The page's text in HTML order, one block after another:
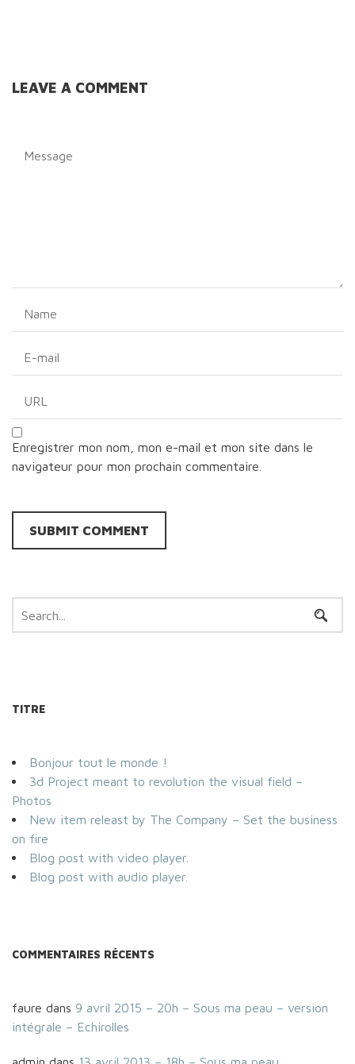
LEAVE A COMMENT
Enregistrer mon nom, mon e-mail et mon site dans le
navigateur pour mon prochain commentaire.
TITRE
Bonjour tout le monde !
3d Project meant to revolution the visual field –
Photos
New item releast by The Company – Set the business
on fire
Blog post with video player.
Blog post with audio player.
COMMENTAIRES RÉCENTS
faure dans 9 avril 2015 – 20h – Sous ma peau – version
intégrale – Echirolles